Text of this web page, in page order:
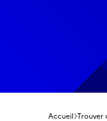
Accueil Trouver